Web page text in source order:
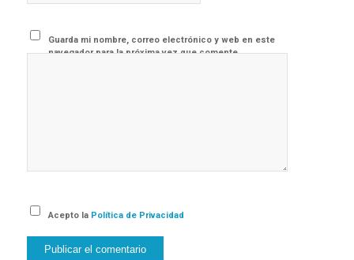
Guarda mi nombre, correo electrónico y web en este
navegador para la próxima vez que comente.
Acepto la Política de Privacidad